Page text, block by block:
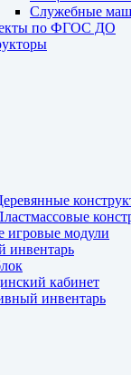
Служебные
по ФГОС ДО
игровые модули
инвентарь
кабинет
инвентарь